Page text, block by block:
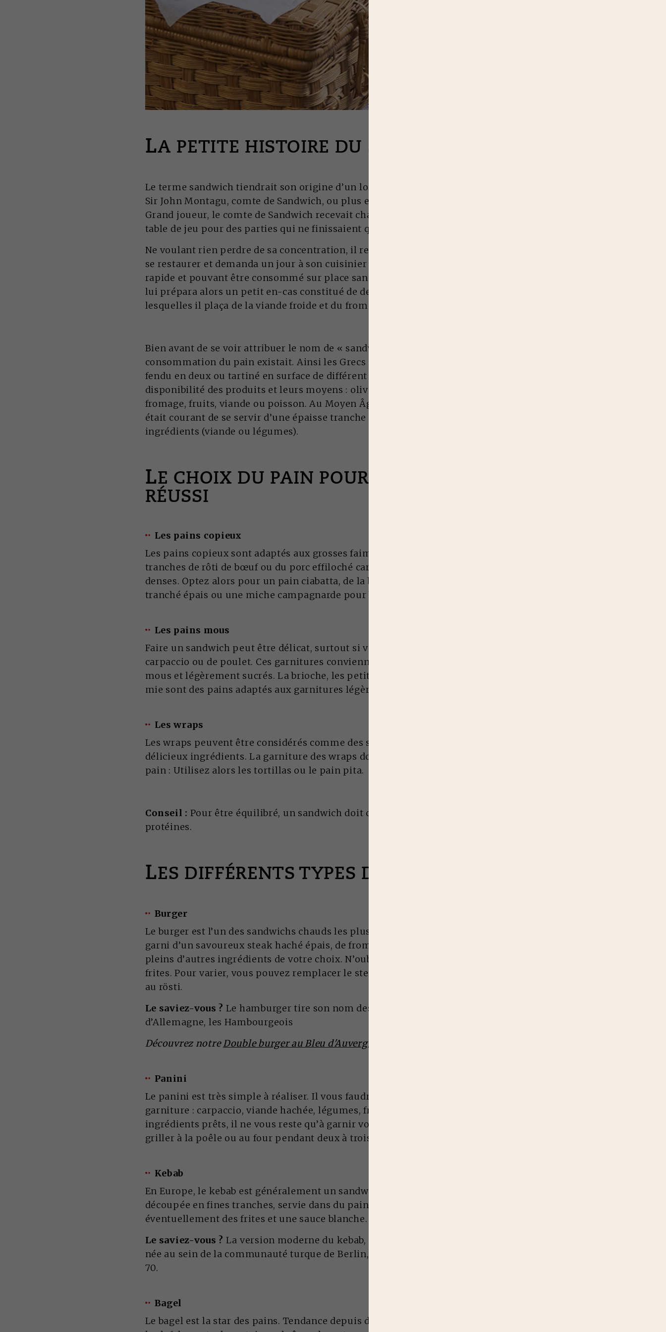
LA PETITE HISTOIRE DU SANDWICH
Le terme sandwich tiendrait son origine d’un lord anglais du XVIII
Sir John Montagu, comte de Sandwich, ou plus exactement de son cuisinier.
Grand joueur, le comte de Sandwich recevait chaque semaine des amis à sa
table de jeu pour des parties qui ne finissaient que tard dans la nuit.
Ne voulant rien perdre de sa concentration, il refusait d’interrompre le jeu pour
se restaurer et demanda un jour à son cuisinier de lui préparer un repas simple,
rapide et pouvant être consommé sur place sans assiette ni couverts. Ce dernier
lui prépara alors un petit en-cas constitué de deux tranches de pain, entre
lesquelles il plaça de la viande froide et du fromage.
Bien avant de se voir attribuer le nom de « sandwich », ce mode de
consommation du pain existait. Ainsi les Grecs consommaient déjà du pain
fendu en deux ou tartiné en surface de différent ingrédients selon l’occasion, la
disponibilité des produits et leurs moyens : olives, ail, oignon, légumes,
fromage, fruits, viande ou poisson. Au Moyen Âge, en l’absence d’assiette, il
était courant de se servir d’une épaisse tranche de pain et d’y déposer des
ingrédients (viande ou légumes).
LE CHOIX DU PAIN POUR UN SANDWICH
RÉUSSI
Les pains copieux
Les pains copieux sont adaptés aux grosses faims. On y met généralement des
tranches de rôti de bœuf ou du porc effiloché car ces garnitures sont plus
denses. Optez alors pour un pain ciabatta, de la baguette, une focaccia, du pain
tranché épais ou une miche campagnarde pour bien retenir le tout.
Les pains mous
Faire un sandwich peut être délicat, surtout si vous le garnissez de tranches de
carpaccio ou de poulet. Ces garnitures conviennent parfaitement à des pains
mous et légèrement sucrés. La brioche, les petits pains italiens et le pain de
mie sont des pains adaptés aux garnitures légères.
Les wraps
Les wraps peuvent être considérés comme des sandwichs puisque garnis de
délicieux ingrédients. La garniture des wraps doit être légère pour tenir dans le
pain : Utilisez alors les tortillas ou le pain pita.
Conseil : Pour être équilibré, un sandwich doit comporter des crudités et des
protéines.
LES DIFFÉRENTS TYPES DE SANDWICHS
Burger
Le burger est l’un des sandwichs chauds les plus populaires et gourmands. Il est
garni d’un savoureux steak haché épais, de fromage, de salade, de tomate et de
pleins d’autres ingrédients de votre choix. N’oubliez pas de le savourer avec des
frites. Pour varier, vous pouvez remplacer le steak par un steak de légumes ou
au rösti.
Le saviez-vous ? Le hamburger tire son nom des habitants de la ville
d’Allemagne, les Hambourgeois
Découvrez notreDouble burger au Bleu d'Auvergne | Bigard
Panini
Le panini est très simple à réaliser. Il vous faudra un pain blanc italien et votre
garniture : carpaccio, viande hachée, légumes, fromage, sauce. Une fois les
ingrédients prêts, il ne vous reste qu’à garnir vos tranches de pain et à les
griller à la poêle ou au four pendant deux à trois minutes.
Kebab
En Europe, le kebab est généralement un sandwich composé de viande grillée et
découpée en fines tranches, servie dans du pain avec des crudités,
éventuellement des frites et une sauce blanche.
Le saviez-vous ? La version moderne du kebab, soit la version sandwich, serait
née au sein de la communauté turque de Berlin, en Allemagne dans les années
70.
Bagel
Le bagel est la star des pains. Tendance depuis des années, il est même devenu